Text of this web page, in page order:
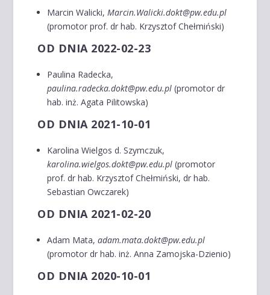
Marcin Walicki,Marcin.Walicki.dokt@pw.edu.pl
(promotor prof. dr hab. Krzysztof Chełmiński)
OD DNIA 2022-02-23
Paulina Radecka,
paulina.radecka.dokt@pw.edu.pl (promotor dr
hab. inż. Agata Pilitowska)
OD DNIA 2021-10-01
Karolina Wielgos d. Szymczuk,
karolina.wielgos.dokt@pw.edu.pl (promotor
prof. dr hab. Krzysztof Chełmiński, dr hab.
Sebastian Owczarek)
OD DNIA 2021-02-20
Adam Mata,adam.mata.dokt@pw.edu.pl
(promotor dr hab. inż. Anna Zamojska-Dzienio)
OD DNIA 2020-10-01